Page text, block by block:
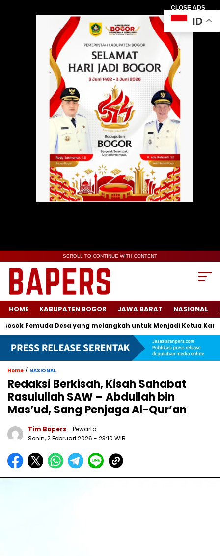
CLOSE ADS
SCROLL TO CONTINUE WITH CONTENT
HOME KABUPATEN BOGOR JAWA BARAT NASIONAL
Desa yang melangkah untuk Menjadi Ketua Karang
Home / NASIONAL
Redaksi Berkisah, Kisah Sahabat
Rasulullah SAW – Abdullah bin
Mas’ud, Sang Penjaga Al-Qur’an
Tim Bapers- Pewarta
Senin, 2 Februari 2026 - 23:10 WIB
ID